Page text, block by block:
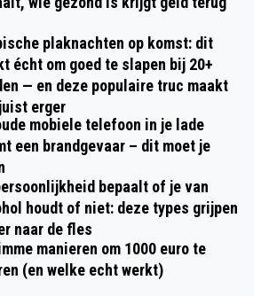
plaknachten op komst: dit
écht om goed te slapen bij 20+
— en deze populaire truc maakt
erger
mobiele telefoon in je lade
een brandgevaar – dit moet je
bepaalt of je van
houdt of niet: deze types grijpen
naar de fles
manieren om 1000 euro te
(en welke echt werkt)